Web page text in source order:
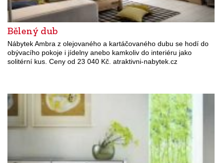
Bělený dub
Nábytek Ambra z olejovaného a kartáčovaného dubu se hodí do
obývacího pokoje i jídelny anebo kamkoliv do interiéru jako
solitérní kus. Ceny od 23 040 Kč. atraktivni-nabytek.cz